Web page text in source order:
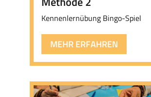
Kennenlernübung Bingo-Spiel
MEHR ERFAHREN